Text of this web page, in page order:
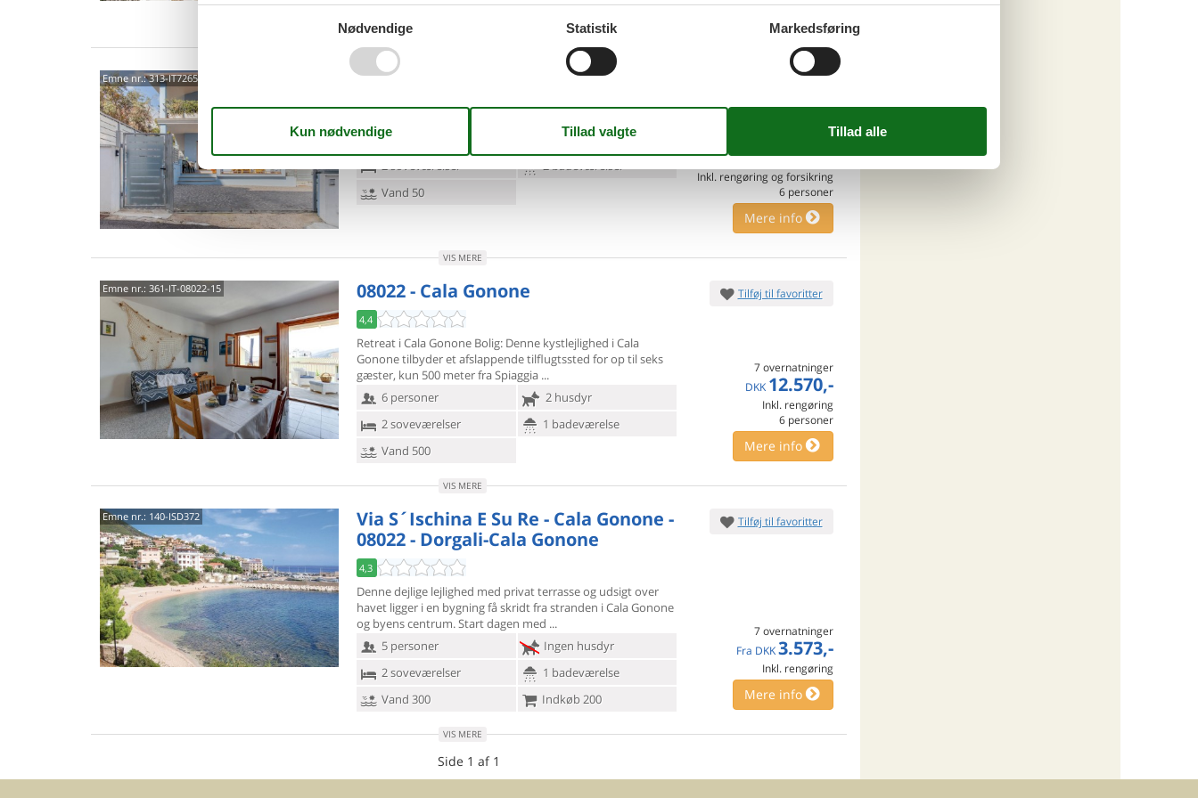
Mere info
Emne nr.:313-IT7265.30.1 08022 - Cala Gonone
3,0
6 personer
1 husdyr
2 soveværelser
2 badeværelser
Vand 50
7 overnatninger
FraDKK8.610,-
Inkl. rengøring og forsikring
6 personer
Mere info
VIS MERE
Emne nr.: 361-IT-08022-15 08022 - Cala Gonone
4,4
Retreat i Cala Gonone Bolig: Denne kystlejlighed i Cala
Gonone tilbyder etafslappende tilflugtssted for op til seks
gæster, kun 500 meter fra Spiaggia
6 personer
2 husdyr
2 soveværelser
1 badeværelse
Vand 500
Tilføj til favoritter
7 overnatninger
DKK 12.570,-
Inkl. rengøring
6 personer
Mere info
VIS MERE
Emne nr.: 140-ISD372
Via S´Ischina E Su Re - Cala Gonone -
08022 - Dorgali-Cala Gonone
4,3
Denne dejlige lejlighed med privat terrasse og udsigt over
havet ligger i en bygning få skridt fra stranden i Cala Gonone
og byens centrum. Start dagen med
5 personer
Ingen husdyr
2 soveværelser
1 badeværelse
Vand 300
Indkøb 200
Tilføj til favoritter
7 overnatninger
Fra DKK 3.573,-
Inkl. rengøring
Mere info
VIS MERE
Side 1 af 1
Nødvendige Statistik Markedsføring